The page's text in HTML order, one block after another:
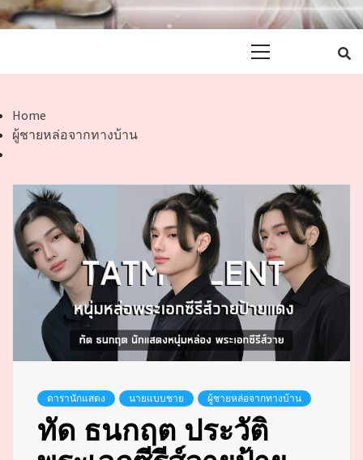
Home
ผู้ชายหล่อจากทางบ้าน
ดารานักแสดง นายแบบชาย ผู้ชายหล่อจากทางบ้าน
ทัด ธนกฤต ประวัติ